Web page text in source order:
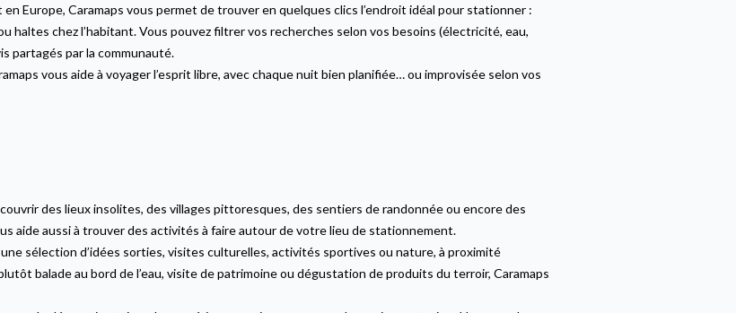
Europe, Caramaps vous permet de trouver en quelques clics l’endroit idéal pour stationner :
haltes chez l’habitant. Vous pouvez filtrer vos recherches selon vos besoins (électricité, eau,
partagés par la communauté.
vous aide à voyager l’esprit libre, avec chaque nuit bien planifiée… ou improvisée selon vos
des lieux insolites, des villages pittoresques, des sentiers de randonnée ou encore des
aide aussi à trouver des activités à faire autour de votre lieu de stationnement.
une sélection d’idées sorties, visites culturelles, activités sportives ou nature, à proximité
balade au bord de l’eau, visite de patrimoine ou dégustation de produits du terroir, Caramaps